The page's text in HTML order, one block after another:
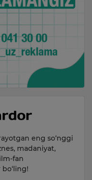
eng so‘nggi
madaniyat,
fan